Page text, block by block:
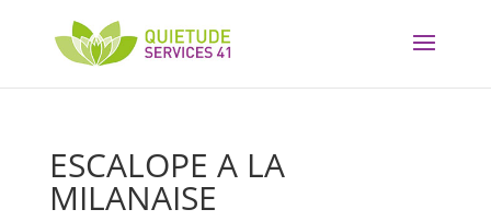
ESCALOPE A LA
MILANAISE